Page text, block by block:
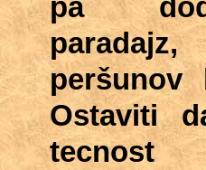
pa
Ostaviti